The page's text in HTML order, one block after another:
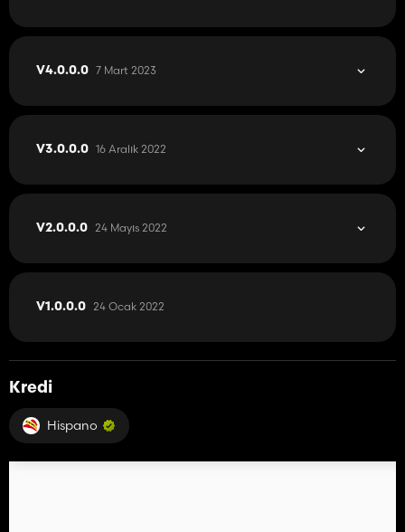
V4.0.0.0 7 Mart 2023
V3.0.0.0 16 Aralık 2022
V2.0.0.0 24 Mayıs 2022
V1.0.0.0 24 Ocak 2022
Kredi
Hispano